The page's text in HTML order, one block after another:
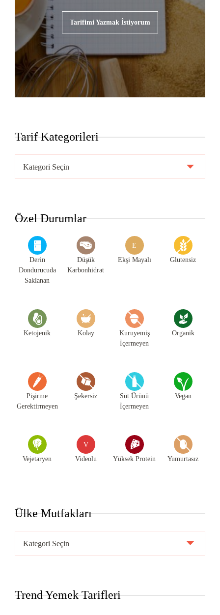
Tarifimi Yazmak İstiyorum
Tarif Kategorileri
Kategorileri
Özel Durumlar
Derin
Dondurucuda
Saklanan
Düşük
Karbonhidrat
E
Ekşi Mayalı Glutensiz
Ketojenik Kolay
Kuruyemiş
İçermeyen
Organik
Pişirme
Gerektirmeyen
Şekersiz
Süt Ürünü
İçermeyen
Vegan
Vejetaryen
V
Videolu Yüksek Protein Yumurtasız
Ülke Mutfakları
Mutfakları
Trend Yemek Tarifleri